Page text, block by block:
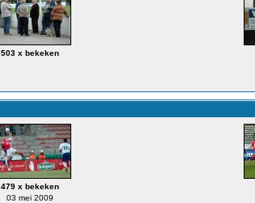
503 x bekeken
479 x bekeken
03 mei 2009